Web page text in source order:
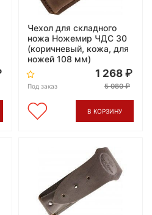
Чехол для складного
ножа Ножемир ЧДС 30
(коричневый, кожа, для
ножей 108 мм)
Под заказ
1 268
5 080
В КОРЗИНУ